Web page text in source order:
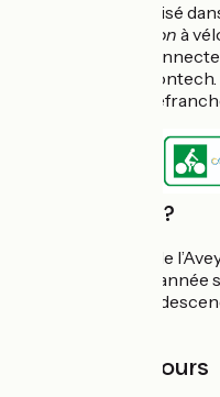
L’itinéraire est balisé
Gorges de l'Aveyron à
Le parcours se
Montauban via
Aveyron vers
Quand partir ?
Vallée et Gorges de
praticable toute l'année
les températures
Sens du parcours